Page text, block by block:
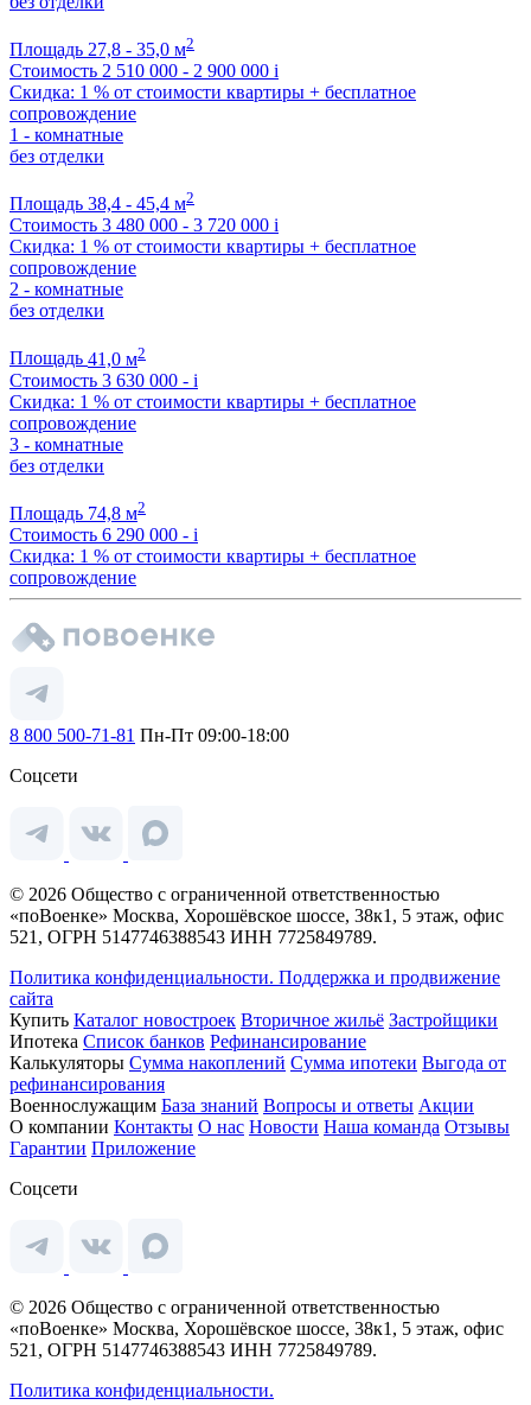
Площадь 27,8 - 35,0 м2
Стоимость 2 510 000 - 2 900 000 i
Скидка: 1 % от стоимости квартиры + бесплатное
сопровождение
1 - комнатные
без отделки
Площадь 38,4 - 45,4 м2
Стоимость 3 480 000 - 3 720 000 i
Скидка: 1 % от стоимости квартиры + бесплатное
сопровождение
2 - комнатные
без отделки
Площадь 41,0 м2
Стоимость 3 630 000 - i
Скидка: 1 % от стоимости квартиры + бесплатное
сопровождение
3 - комнатные
без отделки
Площадь 74,8 м2
Стоимость 6 290 000 - i
Скидка: 1 % от стоимости квартиры + бесплатное
сопровождение
8 800 500-71-81 Пн-Пт 09:00-18:00
Соцсети
© 2026 Общество с ограниченной ответственностью
«поВоенке» Москва, Хорошёвское шоссе, 38к1, 5 этаж, офис
521, ОГРН 5147746388543 ИНН 7725849789.
Политика конфиденциальности. Поддержка и продвижение
сайта
Купить Каталог новостроек Вторичное жильё Застройщики
Ипотека Список банков Рефинансирование
Калькуляторы Сумма накоплений Сумма ипотеки Выгода от
рефинансирования
Военнослужащим База знаний Вопросы и ответы Акции
О компании Контакты О нас Новости Наша команда Отзывы
Гарантии Приложение
Соцсети
© 2026 Общество с ограниченной ответственностью
«поВоенке» Москва, Хорошёвское шоссе, 38к1, 5 этаж, офис
521, ОГРН 5147746388543 ИНН 7725849789.
Политика конфиденциальности.